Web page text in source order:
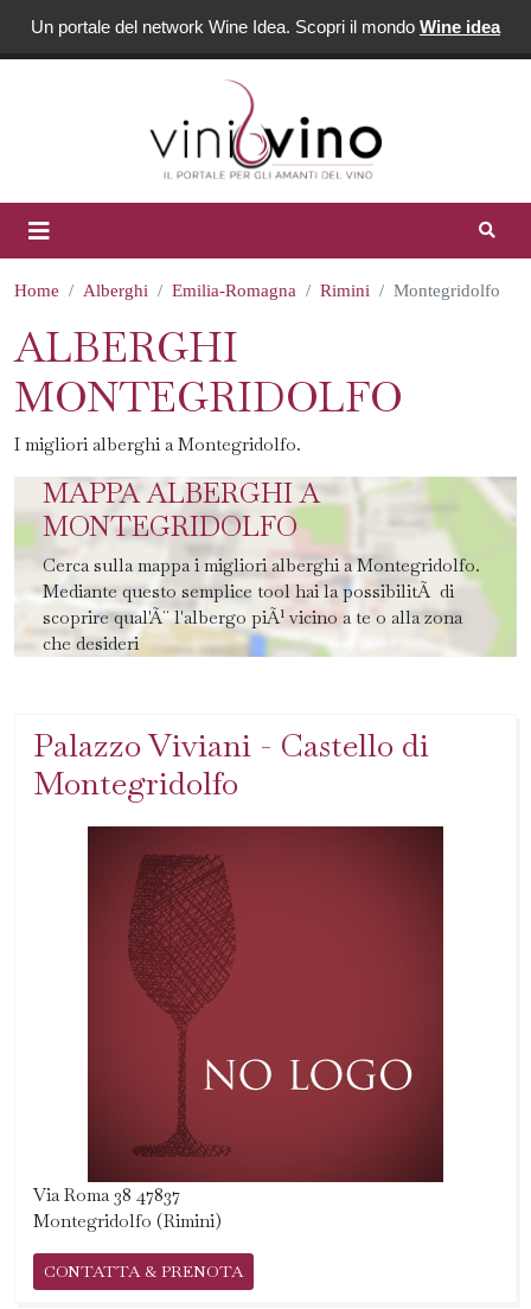
Un portale del network Wine Idea. Scopri il mondo Wine idea
Home Alberghi Emilia-Romagna Rimini Montegridolfo
ALBERGHI
MONTEGRIDOLFO
I migliori alberghi a Montegridolfo.
MAPPA ALBERGHI A
MONTEGRIDOLFO
Cerca sulla mappa i migliori alberghi a Montegridolfo.
Mediante questo semplice tool hai la possibilitÃ di
scoprire qual'Ã¨ l'albergo piÃ¹ vicino a te o alla zona
che desideri
Palazzo Viviani - Castello di
Montegridolfo
Via Roma 38 47837
Montegridolfo (Rimini)
CONTATTA & PRENOTA